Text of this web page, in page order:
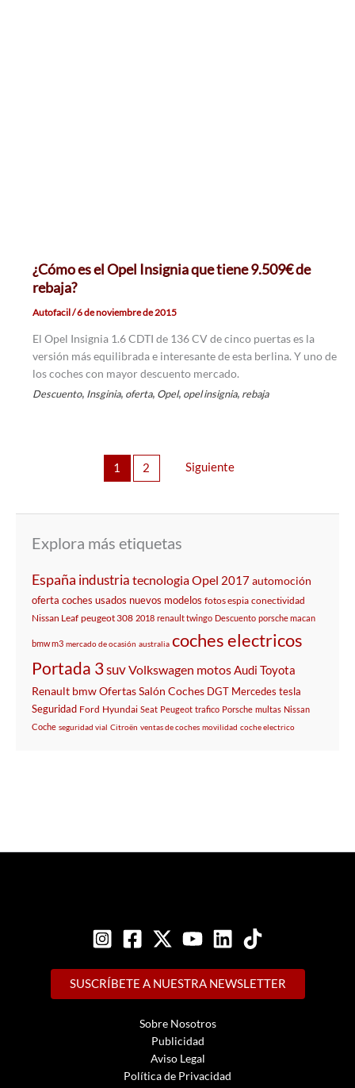
¿Cómo es el Opel Insignia que tiene 9.509€ de
rebaja?
Autofacil/6 de noviembre de 2015
El Opel Insignia 1.6 CDTI de 136 CV de cinco puertas es la
versión más equilibrada e interesante de esta berlina. Y uno de
los coches con mayor descuento mercado.
Descuento, Insginia, oferta, Opel, opel insignia, rebaja
1 2 Siguiente
Explora más etiquetas
España industria tecnologiaOpel 2017automoción
oferta coches usados nuevos modelos fotos espia conectividad
Nissan Leaf peugeot 308 2018 renault twingo Descuento porsche macan
bmw m3 mercado de ocasión australia coches electricos
Portada 3suvVolkswagen motosAudi Toyota
Renault bmwOfertasSalón Coches DGT Mercedes tesla
Seguridad Ford Hyundai Seat Peugeot trafico Porsche multas Nissan
Coche seguridad vial Citroën ventas de coches movilidad coche electrico
SUSCRÍBETE A NUESTRA NEWSLETTER
Sobre Nosotros
Publicidad
Aviso Legal
Política de Privacidad